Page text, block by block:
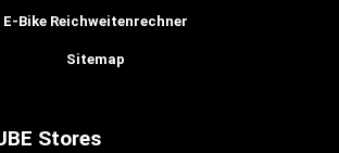
E-Bike Reichweitenrechner
Sitemap
Stores